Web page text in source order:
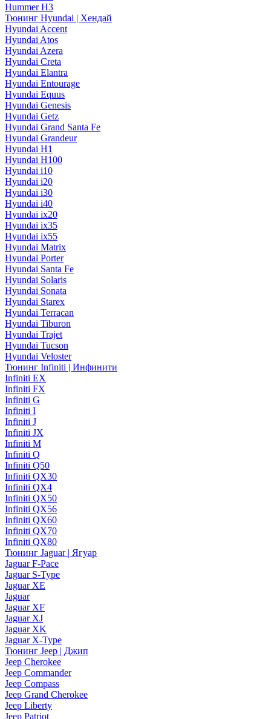
Hummer H3
Тюнинг Hyundai | Хендай
Hyundai Accent
Hyundai Atos
Hyundai Azera
Hyundai Creta
Hyundai Elantra
Hyundai Entourage
Hyundai Equus
Hyundai Genesis
Hyundai Getz
Hyundai Grand Santa Fe
Hyundai Grandeur
Hyundai H1
Hyundai H100
Hyundai i10
Hyundai i20
Hyundai i30
Hyundai i40
Hyundai ix20
Hyundai ix35
Hyundai ix55
Hyundai Matrix
Hyundai Porter
Hyundai Santa Fe
Hyundai Solaris
Hyundai Sonata
Hyundai Starex
Hyundai Terracan
Hyundai Tiburon
Hyundai Trajet
Hyundai Tucson
Hyundai Veloster
Тюнинг Infiniti | Инфинити
Infiniti EX
Infiniti FX
Infiniti G
Infiniti I
Infiniti J
Infiniti JX
Infiniti M
Infiniti Q
Infiniti Q50
Infiniti QX30
Infiniti QX4
Infiniti QX50
Infiniti QX56
Infiniti QX60
Infiniti QX70
Infiniti QX80
Тюнинг Jaguar | Ягуар
Jaguar F-Pace
Jaguar S-Type
Jaguar XE
Jaguar
Jaguar XF
Jaguar XJ
Jaguar XK
Jaguar X-Type
Тюнинг Jeep | Джип
Jeep Cherokee
Jeep Commander
Jeep Compass
Jeep Grand Cherokee
Jeep Liberty
Jeep Patriot